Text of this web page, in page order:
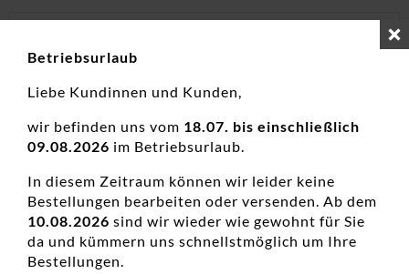
Betriebsurlaub
Liebe Kundinnen und Kunden,
wir befinden uns vom 18.07. bis einschließlich
09.08.2026 im Betriebsurlaub.
In diesem Zeitraum können wir leider keine
Bestellungen bearbeiten oder versenden. Ab dem
10.08.2026 sind wir wieder wie gewohnt für Sie
da und kümmern uns schnellstmöglich um Ihre
Bestellungen.